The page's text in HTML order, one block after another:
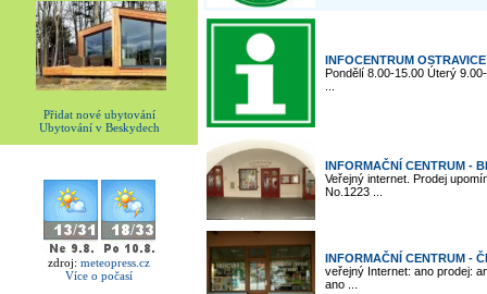
Přidat nové ubytování
Ubytování v Beskydech
zdroj: meteopress.cz
Více o počasí
INFOCENTRUM OSTRAVICE
Pondělí 8.00-15.00 Úterý
INFORMAČNÍ CENTRUM -
Veřejný internet. Prodej
No.1223 ...
INFORMAČNÍ CENTRUM -
veřejný Internet: ano prodej:
ano ...